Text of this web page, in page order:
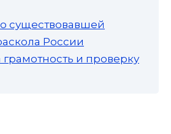
о существовавшей
России
грамотность и проверку